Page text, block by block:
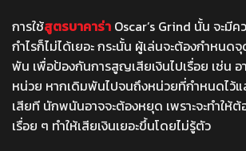
การใช้สูตรบาคาร่า Oscar’s Grind นั้น จะมี
กำไรก็ไม่ได้เยอะ กระนั้น ผู้เล่นจะต้องกำหนด
พัน เพื่อป้องกันการสูญเสียเงินไปเรื่อย เช่น
หน่วย หากเดิมพันไปจนถึงหน่วยที่กำหนดไว้แ
เสียที นักพนันอาจจะต้องหยุด เพราะจะทำให้
เรื่อย ๆ ทำให้เสียเงินเยอะขึ้นโดยไม่รู้ตัว